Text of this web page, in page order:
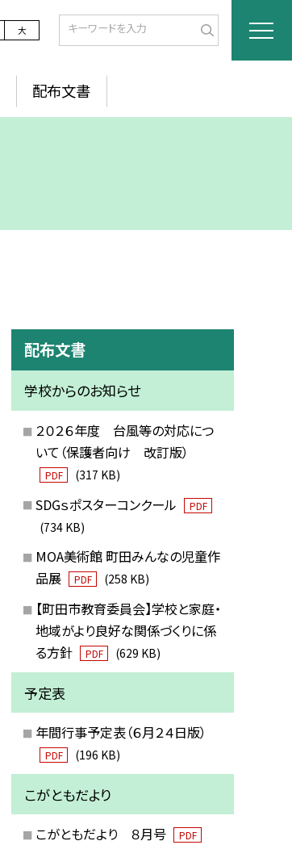
大
配布文書
配布文書
学校からのお知らせ
２０２６年度 台風等の対応につ
いて（保護者向け 改訂版）
PDF (317 KB)
SDGｓポスターコンクール PDF
(734 KB)
MOA美術館 町田みんなの児童作
品展
PDF (258 KB)
【町田市教育委員会】学校と家庭・
地域がより良好な関係づくりに係
る方針
PDF (629 KB)
予定表
年間行事予定表（６月２４日版）
PDF (196 KB)
こがともだより
こがともだより ８月号 PDF